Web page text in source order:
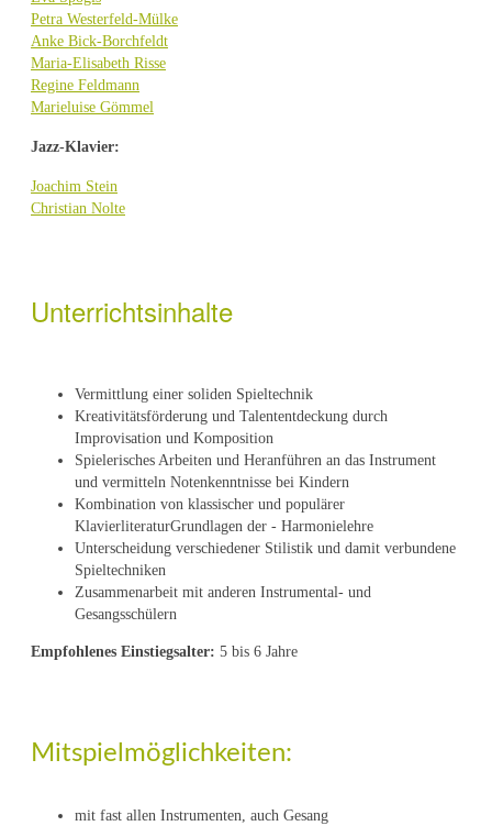
Petra Westerfeld-Mülke
Anke Bick-Borchfeldt
Maria-Elisabeth Risse
Regine Feldmann
Marieluise Gömmel
Jazz-Klavier:
Joachim Stein
Christian Nolte
Unterrichtsinhalte
Vermittlung einer soliden Spieltechnik
Kreativitätsförderung und Talententdeckung durch
Improvisation und Komposition
Spielerisches Arbeiten und Heranführen an das Instrument
und vermitteln Notenkenntnisse bei Kindern
Kombination von klassischer und populärer
KlavierliteraturGrundlagen der - Harmonielehre
Unterscheidung verschiedener Stilistik und damit verbundene
Spieltechniken
Zusammenarbeit mit anderen Instrumental- und
Gesangsschülern
Empfohlenes Einstiegsalter: 5 bis 6 Jahre
Mitspielmöglichkeiten:
mit fast allen Instrumenten, auch Gesang